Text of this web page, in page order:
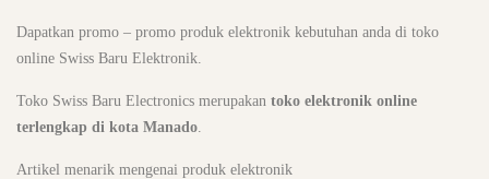
Dapatkan promo – promo produk elektronik kebutuhan anda di toko
online Swiss Baru Elektronik.
Toko Swiss Baru Electronics merupakan toko elektronik online
terlengkap di kota Manado.
Artikel menarik mengenai produk elektronik